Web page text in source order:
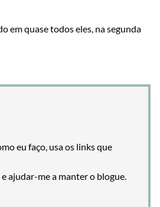
em quase todos eles, na segunda
eu faço, usa os links que
ajudar-me a manter o blogue.